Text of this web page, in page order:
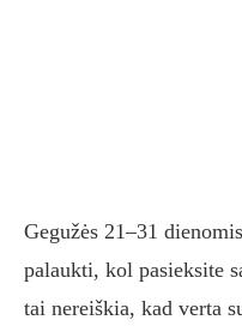
Gegužės 21–31
palaukti, kol pasieksite
tai nereiškia, kad verta